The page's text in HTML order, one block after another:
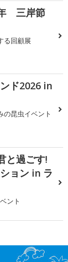
三岸節
る回顧展
ド2026 in
の昆虫イベント
と過ごす!
ョン in ラ
ント